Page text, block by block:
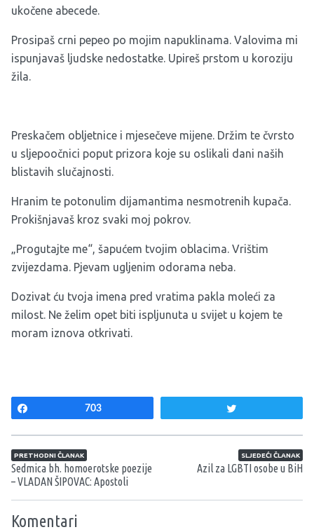
ukočene abecede.
Prosipaš crni pepeo po mojim napuklinama. Valovima mi
ispunjavaš ljudske nedostatke. Upireš prstom u koroziju
žila.
Preskačem obljetnice i mjesečeve mijene. Držim te čvrsto
u sljepoočnici poput prizora koje su oslikali dani naših
blistavih slučajnosti.
Hranim te potonulim dijamantima nesmotrenih kupača.
Prokišnjavaš kroz svaki moj pokrov.
„Progutajte me“, šapućem tvojim oblacima. Vrištim
zvijezdama. Pjevam ugljenim odorama neba.
Dozivat ću tvoja imena pred vratima pakla moleći za
milost. Ne želim opet biti ispljunuta u svijet u kojem te
moram iznova otkrivati.
703
Navigacija članaka
PRETHODNI ČLANAK
Sedmica bh. homoerotske poezije
– VLADAN ŠIPOVAC: Apostoli
SLJEDEĆI ČLANAK
Azil za LGBTI osobe u BiH
Komentari